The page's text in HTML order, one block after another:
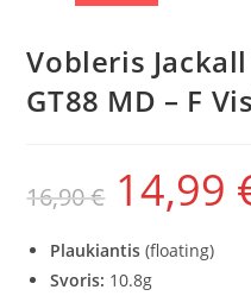
Vobleris
GT88 MD – F
16,90€ 14,99
Plaukiantis(floating)
Svoris: 10.8g